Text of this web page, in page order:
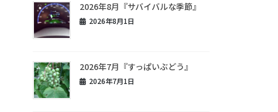
2026年8月『サバイバルな季節』
2026年8月1日
2026年7月『すっぱいぶどう』
2026年7月1日